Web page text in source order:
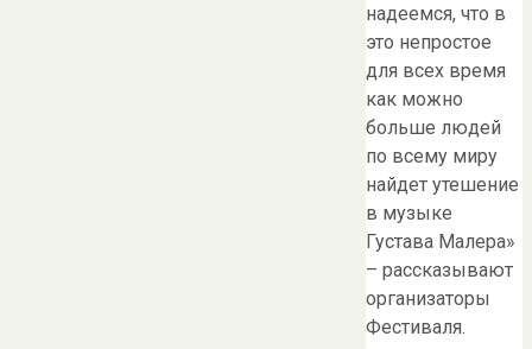
надеемся, что в
это непростое
для всех время
как можно
больше людей
по всему миру
найдет утешение
в музыке
Густава Малера»
– рассказывают
организаторы
Фестиваля.